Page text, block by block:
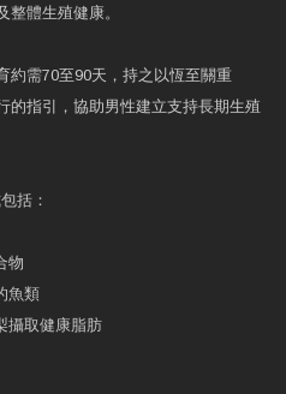
體生殖健康。
約需70至90天，持之以恆至關重
的指引，協助男性建立支持長期生殖
括：
物
魚類
攝取健康脂肪